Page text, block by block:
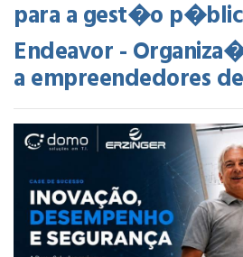
para a gest�o
Endeavor -
a empreendedores